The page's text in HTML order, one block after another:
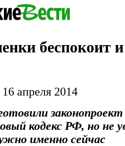
беспокоит
апреля 2014
законопроект
кодекс РФ, но не
именно сейчас